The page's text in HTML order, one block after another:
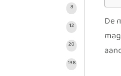
De
8
12
20
138